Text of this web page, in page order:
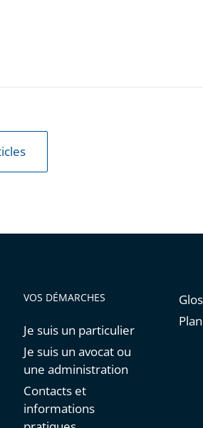
VOS DÉMARCHES
Je suis un particulier
Je suis un avocat ou
une administration
Contacts et
informations